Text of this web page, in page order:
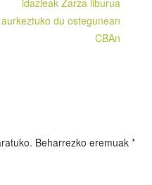
aurkeztuko du ostegunean
CBAn
Beharrezko eremuak *